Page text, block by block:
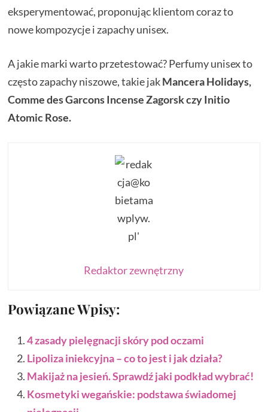
eksperymentować, proponując klientom coraz to
nowe kompozycje i zapachy unisex.
A jakie marki warto przetestować? Perfumy unisex to
często zapachy niszowe, takie jakMancera Holidays,
Comme des Garcons Incense Zagorsk czy Initio
Atomic Rose.
Redaktor zewnętrzny
Powiązane Wpisy:
4 zasady pielęgnacji skóry pod oczami
Lipoliza iniekcyjna – co to jest i jak działa?
Makijaż na jesień. Sprawdź jaki podkład wybrać!
Kosmetyki wegańskie: podstawa świadomej